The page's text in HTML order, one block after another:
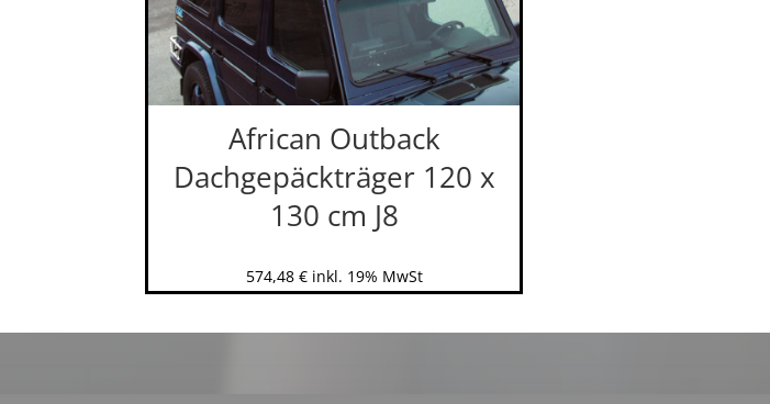
African Outback
Dachgepäckträger 120 x
130 cm J8
574,48 € inkl. 19% MwSt